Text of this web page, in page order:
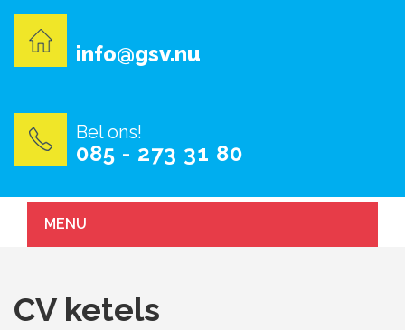
info@gsv.nu
Bel ons!
085 - 273 31 80
MENU
CV ketels